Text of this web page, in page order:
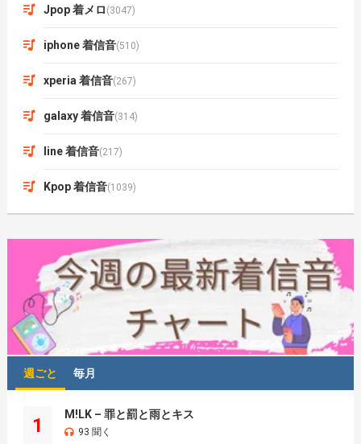
Jpop 着メロ (3047)
iphone 着信音(510)
xperia 着信音(267)
galaxy 着信音(314)
line 着信音(217)
Kpop 着信音(1039)
週ごと 毎月
1
M!LK – 罪と罰と雨とキス
93 聞く